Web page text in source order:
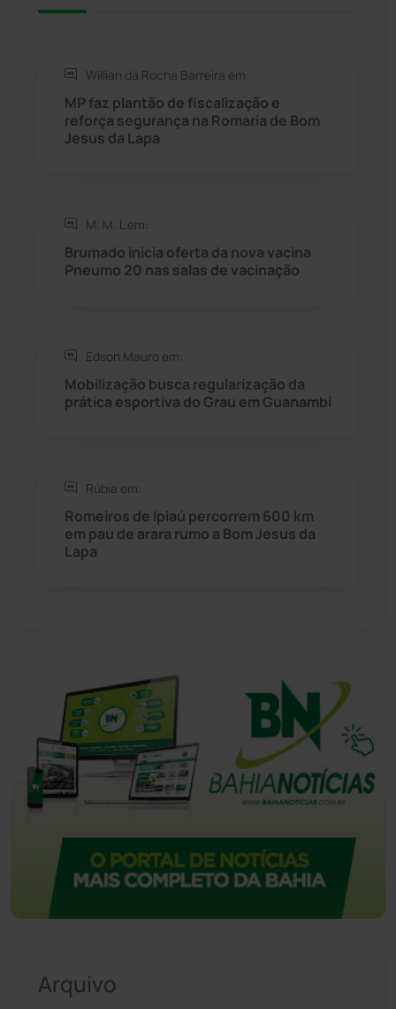
Rio do Antônio
Rio do Pires
Seabra
Sudoeste Baiano
Tanque Novo
Tecnologia
Willian da Rocha Barreira em:
MP faz plantão de fiscalização e
reforça segurança na Romaria de Bom
Jesus da Lapa
M. M. L em:
Brumado inicia oferta da nova vacina
Pneumo 20 nas salas de vacinação
Edson Mauro em:
Mobilização busca regularização da
prática esportiva do Grau em Guanambi
Rúbia em:
Romeiros de Ipiaú percorrem 600 km
em pau de arara rumo a Bom Jesus da
Lapa
Arquivo